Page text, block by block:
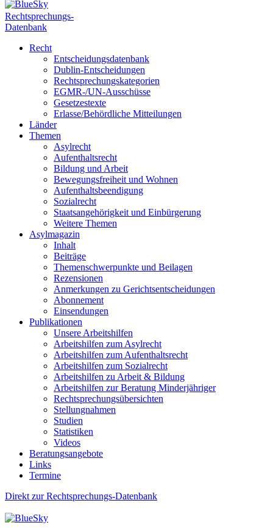
Rechtsprechungs-
Datenbank
Recht
Entscheidungsdatenbank
Dublin-Entscheidungen
Rechtsprechungskategorien
EGMR-/UN-Ausschüsse
Gesetzestexte
Erlasse/Behördliche Mitteilungen
Länder
Themen
Asylrecht
Aufenthaltsrecht
Bildung und Arbeit
Bewegungsfreiheit und Wohnen
Aufenthaltsbeendigung
Sozialrecht
Staatsangehörigkeit und Einbürgerung
Weitere Themen
Asylmagazin
Inhalt
Beiträge
Themenschwerpunkte und Beilagen
Rezensionen
Anmerkungen zu Gerichtsentscheidungen
Abonnement
Einsendungen
Publikationen
Unsere Arbeitshilfen
Arbeitshilfen zum Asylrecht
Arbeitshilfen zum Aufenthaltsrecht
Arbeitshilfen zum Sozialrecht
Arbeitshilfen zu Arbeit & Bildung
Arbeitshilfen zur Beratung Minderjähriger
Rechtsprechungsübersichten
Stellungnahmen
Studien
Statistiken
Videos
Beratungsangebote
Links
Termine
Direkt zur Rechtsprechungs-Datenbank